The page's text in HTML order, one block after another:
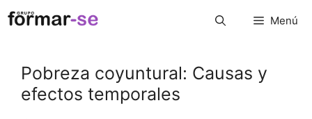
Saltar
al
Menú
Pobreza coyuntural: Causas y
efectos temporales